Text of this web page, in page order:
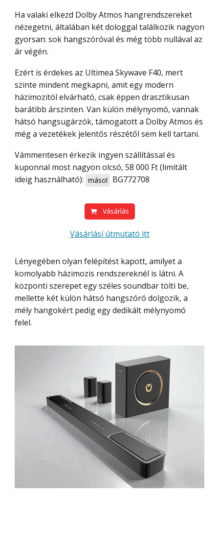
Ha valaki elkezd Dolby Atmos hangrendszereket
nézegetni, általában két dologgal találkozik nagyon
gyorsan: sok hangszóróval és még több nullával az
ár végén.
Ezért is érdekes az Ultimea Skywave F40, mert
szinte mindent megkapni, amit egy modern
házimozitól elvárható, csak éppen drasztikusan
barátibb árszinten. Van külön mélynyomó, vannak
hátsó hangsugárzók, támogatott a Dolby Atmos és
még a vezetékek jelentős részétől sem kell tartani.
Vámmentesen érkezik ingyen szállítással és
kuponnal most nagyon olcsó, 58 000 Ft (limitált
ideig használható): másol BG772708
Vásárlás
Vásárlási útmutató itt
Lényegében olyan felépítést kapott, amilyet a
komolyabb házimozis rendszereknél is látni. A
központi szerepet egy széles soundbar tölti be,
mellette két külön hátsó hangszóró dolgozik, a
mély hangokért pedig egy dedikált mélynyomó
felel.